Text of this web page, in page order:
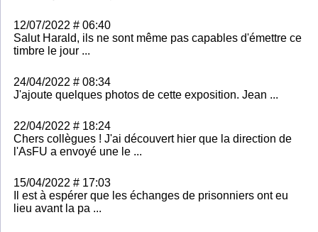
12/07/2022 # 06:40
Salut Harald, ils ne sont même pas capables d'émettre ce
timbre le jour ...
24/04/2022 # 08:34
J'ajoute quelques photos de cette exposition. Jean ...
22/04/2022 # 18:24
Chers collègues ! J'ai découvert hier que la direction de
l'AsFU a envoyé une le ...
15/04/2022 # 17:03
Il est à espérer que les échanges de prisonniers ont eu
lieu avant la pa ...